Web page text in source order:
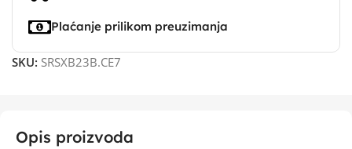
Plaćanje prilikom preuzimanja
SKU: SRSXB23B.CE7
Opis proizvoda